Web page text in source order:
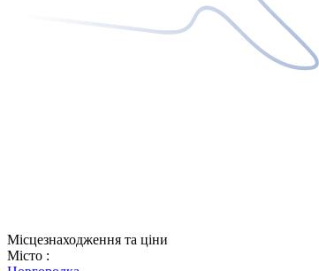
Місцезнаходження та ціни
Місто :